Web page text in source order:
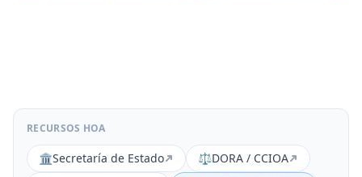
RECURSOS HOA
🏛️Secretaría de Estado ⚖️DORA / CCIOA